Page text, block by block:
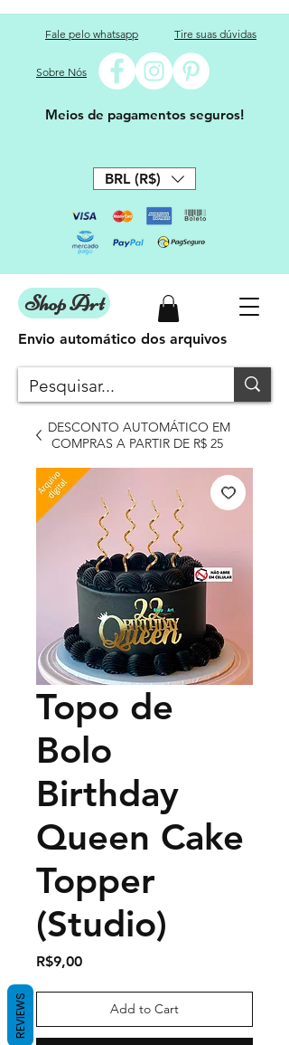
Fale pelo whatsapp Tire suas dúvidas
Sobre Nós
Meios de pagamentos seguros!
BRL (R$)
Shop Art
DESCONTO AUTOMÁTICO EM
COMPRAS A PARTIR DE R$ 25
Envio automático dos arquivos
Topo de
Bolo
Birthday
Queen Cake
Topper
(Studio)
R$9,00Price
Add to Cart
REVIEWS